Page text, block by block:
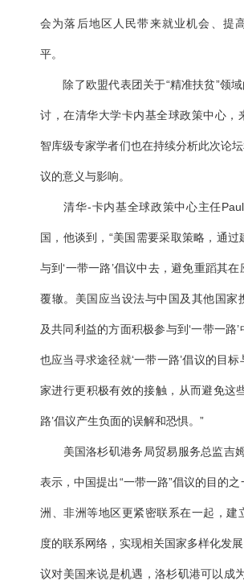
会为落后地区人民带来就业机会、提
平。
除了欧盟代表团关于“精准扶贫”领域
讨，在清华大学卡内基全球政策中心，
智库级专家学者们也在持续分析此次论坛
议的意义与影响。
清华-卡内基全球政策中心主任Paul
国，他谈到，“美国需要采取策略，通过
与到‘一带一路’倡议中去，避免重蹈其
覆辙。美国应当设法与中国及其他国家
及共同利益的方面积极参与到‘一带一路
也应当寻求途径就‘一带一路’倡议的目
家进行更积极有效的接触，从而避免这
路’倡议产生负面的误解和恐惧。”
美国洛杉矶港务局贸易服务总监吉姆
表示，中国提出“一带一路”倡议的目的
洲、非洲等地区更紧密联系在一起，建
度的联系网络，实现相关国家多样化发展
议对美国来说是机遇，洛杉矶港可以成